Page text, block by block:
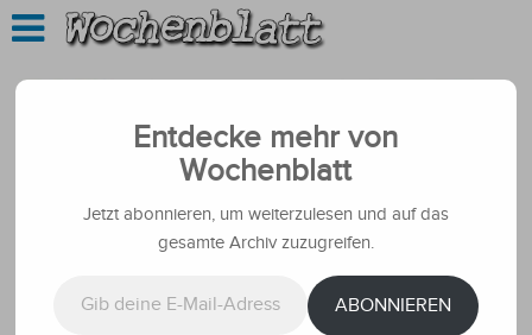
Entdecke mehr von
Wochenblatt
Jetzt abonnieren, um weiterzulesen und auf das
gesamte Archiv zuzugreifen.
ABONNIEREN